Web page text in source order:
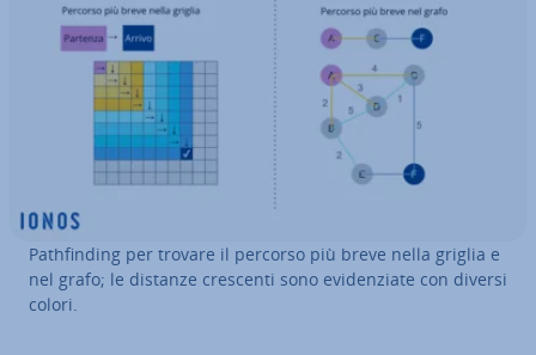
Pa­th­fin­ding per trovare il percorso più breve nella griglia e
nel grafo; le distanze crescenti sono evi­den­zia­te con diversi
colori.